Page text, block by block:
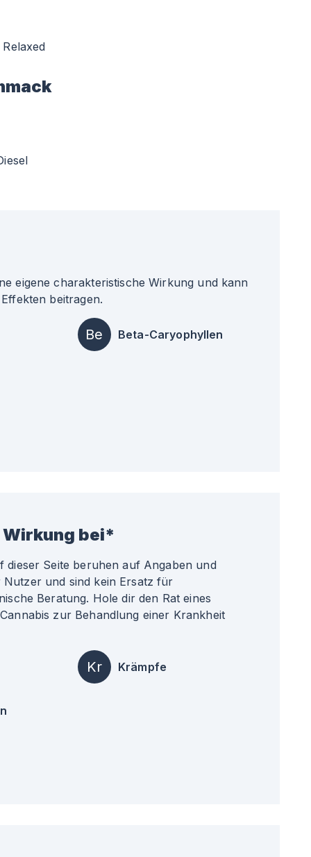
Relaxed
eigene charakteristische Wirkung und kann
beitragen.
Be Beta-Caryophyllen
bei*
dieser Seite beruhen auf Angaben und
und sind kein Ersatz für
Beratung. Hole dir den Rat eines
zur Behandlung einer Krankheit
Kr Krämpfe